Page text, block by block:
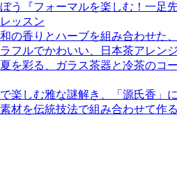
う『フォーマルを楽しむ！一足
ッスン
の香りとハーブを組み合わせた
フルでかわいい、日本茶アレン
を彩る、ガラス茶器と冷茶のコ
楽しむ雅な謎解き、「源氏香」に
材を伝統技法で組み合わせて作る